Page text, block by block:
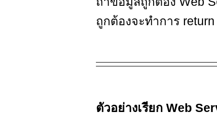
ถูกต้องจะทำการ
ตัวอย่างเรียก Web